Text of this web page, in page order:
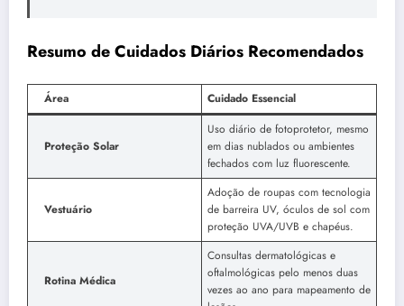
Resumo de Cuidados Diários Recomendados
Área Cuidado Essencial
Proteção Solar
Uso diário de fotoprotetor, mesmo
em dias nublados ou ambientes
fechados com luz fluorescente.
Vestuário
Adoção de roupas com tecnologia
de barreira UV, óculos de sol com
proteção UVA/UVB e chapéus.
Rotina Médica
Consultas dermatológicas e
oftalmológicas pelo menos duas
vezes ao ano para mapeamento de